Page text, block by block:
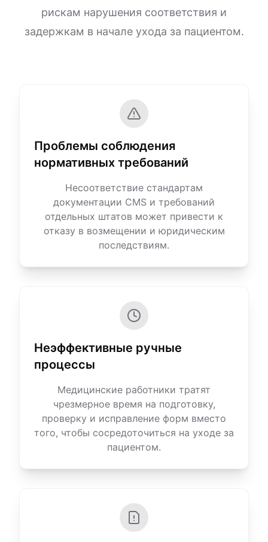
рискам нарушения соответствия и
задержкам в начале ухода за пациентом.
Проблемы соблюдения
нормативных требований
Несоответствие стандартам
документации CMS и требований
отдельных штатов может привести к
отказу в возмещении и юридическим
последствиям.
Неэффективные ручные
процессы
Медицинские работники тратят
чрезмерное время на подготовку,
проверку и исправление форм вместо
того, чтобы сосредоточиться на уходе за
пациентом.